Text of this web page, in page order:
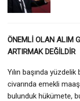
ÖNEMLİ OLAN ALIM
ARTIRMAK DEĞİLDİR
Yılın başında
civarında emekli
bulunduk hükümete,